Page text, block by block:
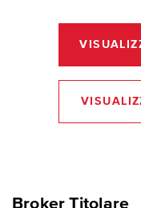
Broker Titolare